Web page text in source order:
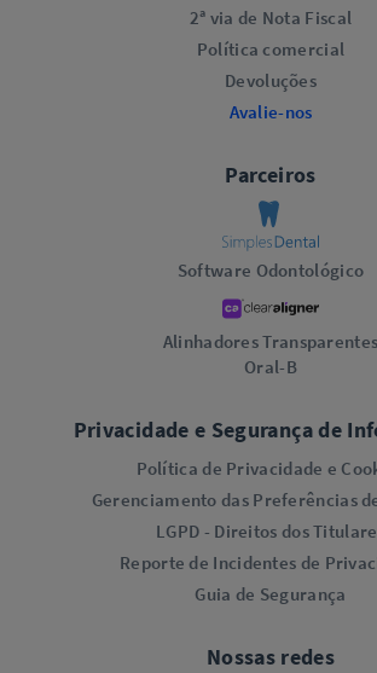
2ª via de Nota Fiscal
Política comercial
Devoluções
Avalie-nos
Parceiros
Software Odontológico
Alinhadores Transparentes
Oral-B
Privacidade e Segurança de
Política de Privacidade e
Gerenciamento das Preferências
LGPD - Direitos dos
Reporte de Incidentes de
Guia de Segurança
Nossas redes